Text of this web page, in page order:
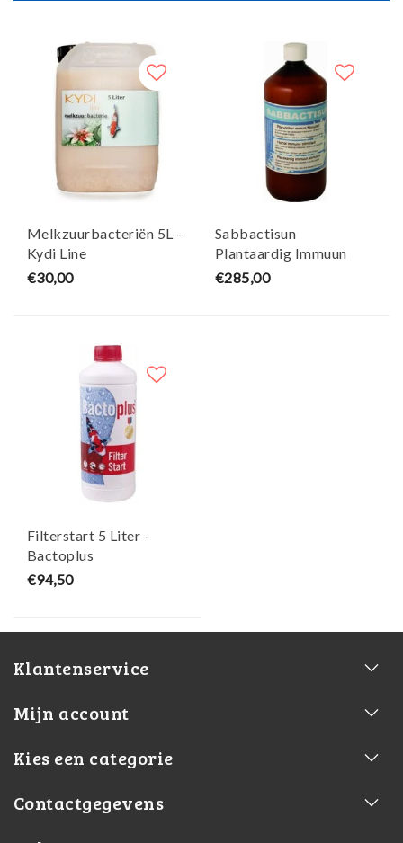
Melkzuurbacteriën 5L -
Kydi Line
€30,00
Sabbactisun
Plantaardig Immuun
Stimulant 5 Liter -
€285,00
Filterstart 5 Liter -
Bactoplus
€94,50
Klantenservice
Mijn account
Kies een categorie
Contactgegevens